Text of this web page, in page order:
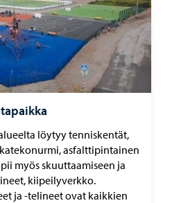
löytyy tenniskentät,
asfalttipintainen
myös skuuttaamiseen ja
kiipeilyverkko.
ja -telineet ovat kaikkien